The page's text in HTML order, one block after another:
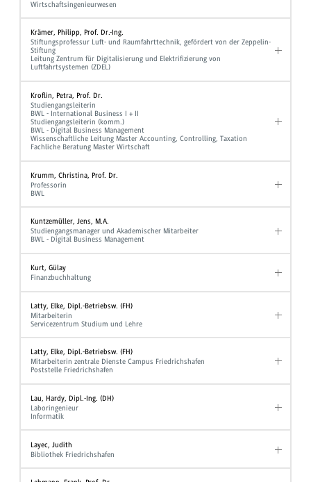
Wirtschaftsingenieurwesen
Krämer, Philipp, Prof. Dr.-Ing.
Stiftungsprofessur Luft- und Raumfahrttechnik, gefördert von der Zeppelin-
Stiftung
Leitung Zentrum für Digitalisierung und Elektrifizierung von
Luftfahrtsystemen (ZDEL)
Kroflin, Petra, Prof. Dr.
Studiengangsleiterin
BWL - International Business I + II
Studiengangsleiterin (komm.)
BWL - Digital Business Management
Wissenschaftliche Leitung Master Accounting, Controlling, Taxation
Fachliche Beratung Master Wirtschaft
Krumm, Christina, Prof. Dr.
Professorin
BWL
Kuntzemüller, Jens, M.A.
Studiengangsmanager und Akademischer Mitarbeiter
BWL - Digital Business Management
Kurt, Gülay
Finanzbuchhaltung
Latty, Elke, Dipl.-Betriebsw. (FH)
Mitarbeiterin
Servicezentrum Studium und Lehre
Latty, Elke, Dipl.-Betriebsw. (FH)
Mitarbeiterin zentrale Dienste Campus Friedrichshafen
Poststelle Friedrichshafen
Lau, Hardy, Dipl.-Ing. (DH)
Laboringenieur
Informatik
Layec, Judith
Bibliothek Friedrichshafen